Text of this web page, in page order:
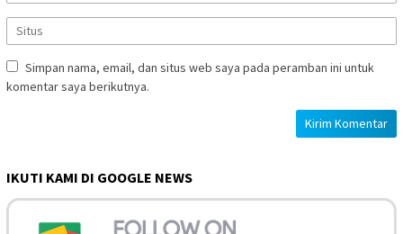
Simpan nama, email, dan situs web saya pada peramban ini untuk
komentar saya berikutnya.
IKUTI KAMI DI GOOGLE NEWS